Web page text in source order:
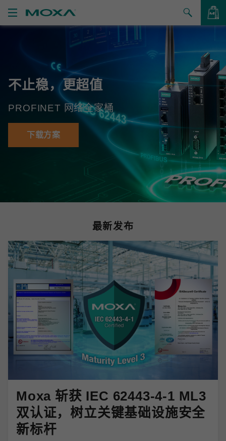
持
何购买
于我们
Moxa
不止稳，更超值
PROFINET 网络全家桶
下载方案
最新发布
Moxa 斩获 IEC 62443-4-1 ML3
双认证，树立关键基础设施安全
新标杆
查看询价